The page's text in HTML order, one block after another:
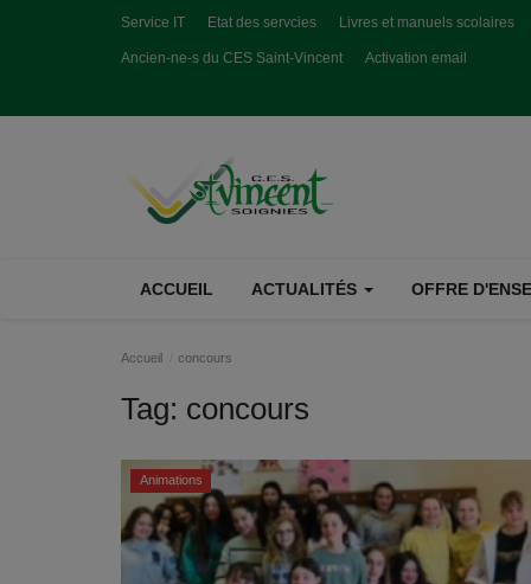
Service IT Etat des servcies Livres et manuels scolaires
Ancien-ne-s du CES Saint-Vincent Activation email
ACCUEIL ACTUALITÉS OFFRE
Accueil concours
Tag: concours
Animations